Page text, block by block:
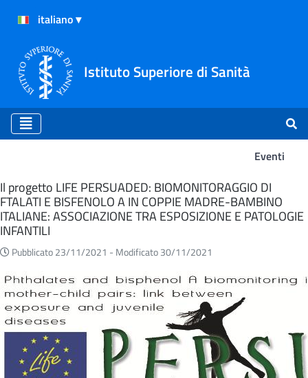
Istituto Superiore di Sanità
Eventi
Eventi
Il progetto LIFE PERSUADED: BIOMONITORAGGIO DI
FTALATI E BISFENOLO A IN COPPIE MADRE-BAMBINO
ITALIANE: ASSOCIAZIONE TRA ESPOSIZIONE E PATOLOGIE
INFANTILI
Pubblicato 23/11/2021 - Modificato 30/11/2021